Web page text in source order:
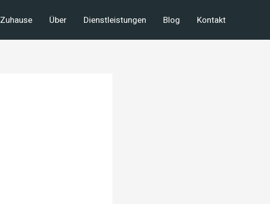
Zuhause Über Dienstleistungen Blog Kontakt